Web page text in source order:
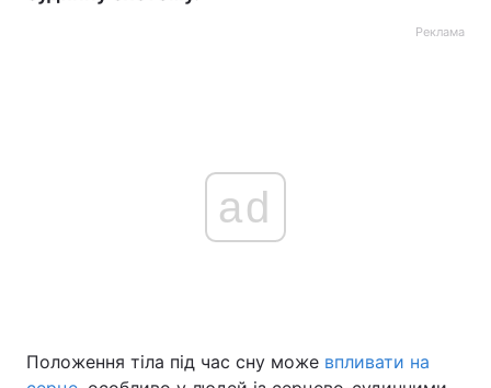
Реклама
ad
Положення тіла під час сну може впливати на